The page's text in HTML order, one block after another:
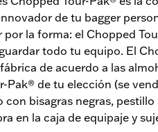
de tu bagger
por la forma: el Chopped
todo tu equipo. El
de acuerdo a las
Pak® de tu elección (se
con bisagras negras,
en la caja de equipaje y